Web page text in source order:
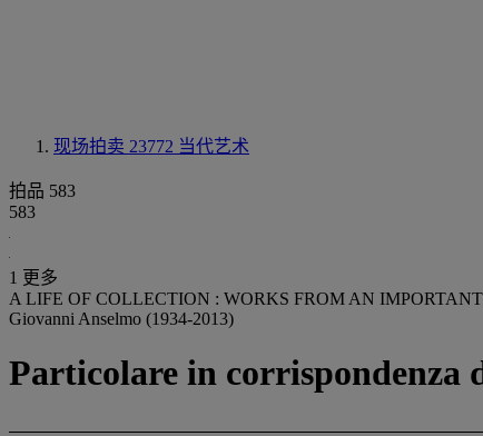
现场拍卖 23772 当代艺术
拍品 583
583
1 更多
A LIFE OF COLLECTION : WORKS FROM AN
Giovanni Anselmo (1934-2013)
Particolare in corrispondenza